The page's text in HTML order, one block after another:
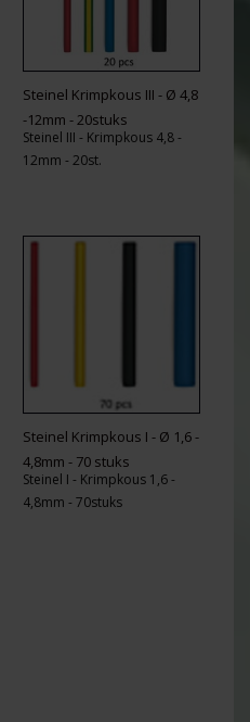
Steinel Krimpkous III - Ø 4,8
-12mm - 20stuks
Steinel III - Krimpkous 4,8 -
12mm - 20st.
Steinel Krimpkous I - Ø 1,6 -
4,8mm - 70 stuks
Steinel I - Krimpkous 1,6 -
4,8mm - 70stuks